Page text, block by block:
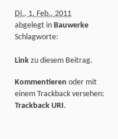
Di., 1. Feb.. 2011
abgelegt in Bauwerke
Schlagworte:
Link zu diesem Beitrag.
Kommentieren oder mit
einem Trackback versehen:
Trackback URI.